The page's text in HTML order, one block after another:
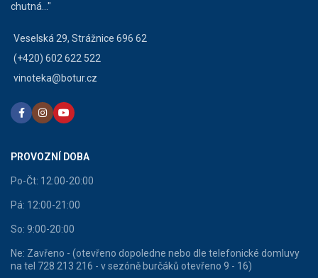
chutná..."
Veselská 29, Strážnice 696 62
(+420) 602 622 522
vinoteka@botur.cz
PROVOZNÍ DOBA
Po-Čt: 12:00-20:00
Pá: 12:00-21:00
So: 9:00-20:00
Ne: Zavřeno - (otevřeno dopoledne nebo dle telefonické domluvy
na tel 728 213 216 - v sezóně burčáků otevřeno 9 - 16)